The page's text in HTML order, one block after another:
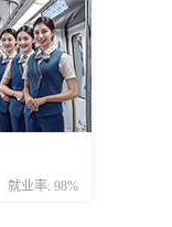
就业率: 98%